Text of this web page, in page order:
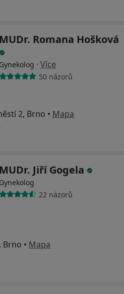
MUDr. Romana Hošková
Gynekolog · Více
50 názorů
2, Brno • Mapa
MUDr. Jiří Gogela
Gynekolog
22 názorů
Brno • Mapa